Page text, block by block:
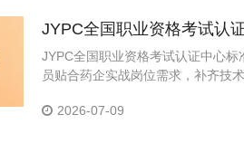
JYPC全国职业资格考试认
JYPC全国职业资格考试认证中心
员贴合药企实战岗位需求，补齐技
2026-07-09